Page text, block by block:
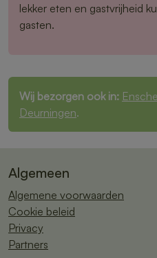
lekker eten en gastvrijheid
gasten.
Wij bezorgen ook in:
Deurningen.
Algemeen
Algemene voorwaarden
Cookie beleid
Privacy
Partners